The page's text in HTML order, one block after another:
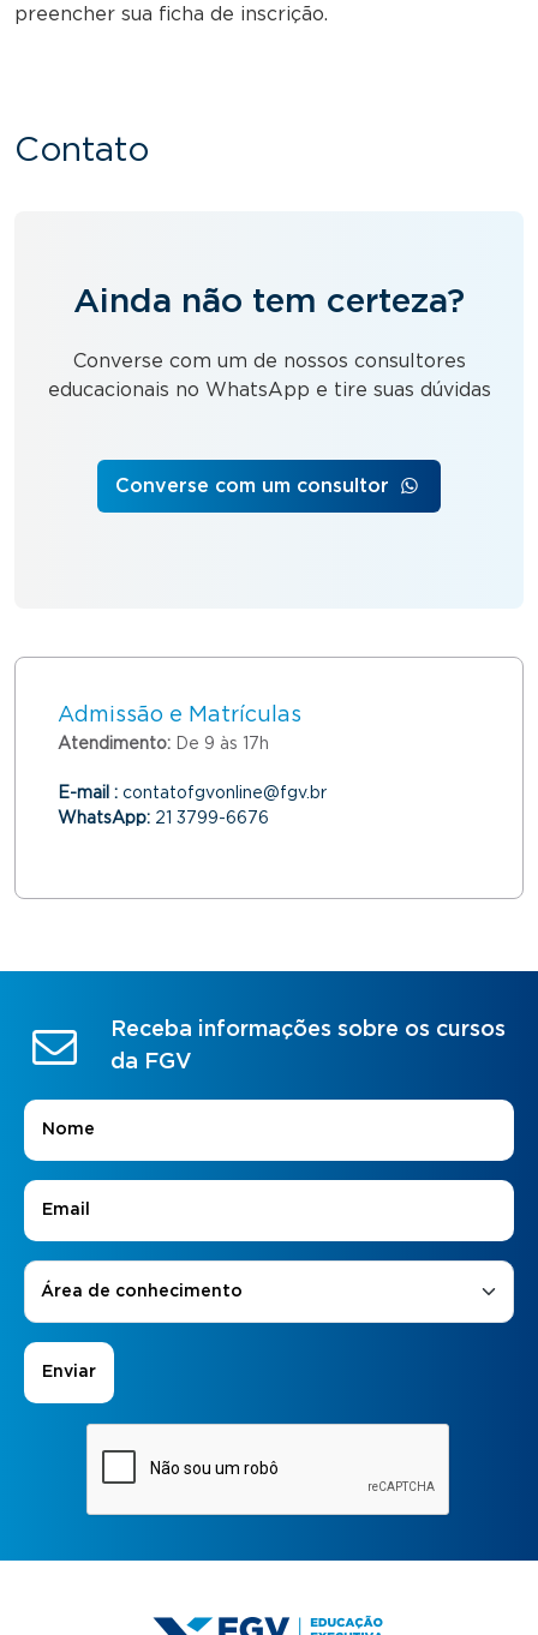
preencher sua ficha de inscrição.
Contato
Ainda não tem certeza?
Converse com um de nossos consultores
educacionais no WhatsApp e tire suas dúvidas
Converse com um consultor
Admissão e Matrículas
Atendimento: De 9 às 17h
E-mail : contatofgvonline@fgv.br
WhatsApp: 21 3799-6676
Receba informações sobre os cursos
da FGV
Nome
E-mail
Áreas de Interesse
Área de conhecimento